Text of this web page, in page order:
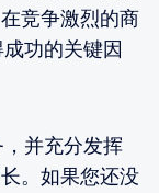
竞争激烈的商
功的关键因
并充分发挥
。如果您还没